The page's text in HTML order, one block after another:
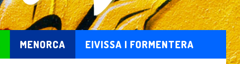
MENORCA EIVISSA I FORMENTERA